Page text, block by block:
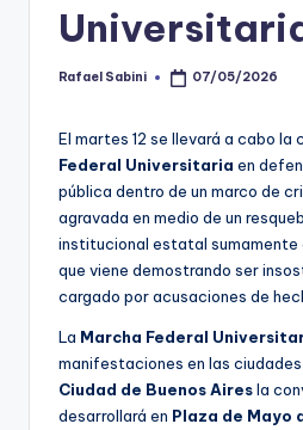
Posted
Rafael Sabini 07/05/2026
El martes 12 se llevará a cabo la
Federal Universitaria en
pública dentro de un marco de
agravada en medio de un
institucional estatal sumamente
que viene demostrando ser
cargado por acusaciones de
La Marcha Federal
manifestaciones en las ciudades
Ciudad de Buenos Airesla
desarrollará en Plaza de Mayo